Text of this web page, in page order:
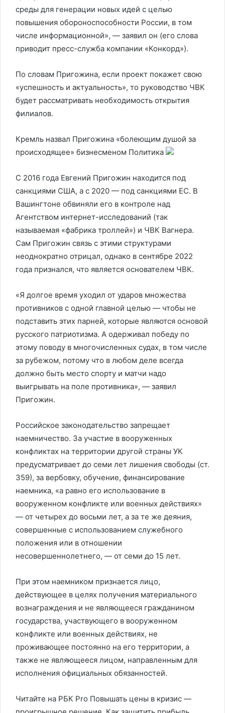
среды для генерации новых идей с целью
повышения обороноспособности России, в том
числе информационной», — заявил он (его слова
приводит пресс-служба компании «Конкорд»).
По словам Пригожина, если проект покажет свою
«успешность и актуальность», то руководство ЧВК
будет рассматривать необходимость открытия
филиалов.
Кремль назвал Пригожина «болеющим душой за
происходящее» бизнесменом Политика
С 2016 года Евгений Пригожин находится под
санкциями США, а с 2020 — под санкциями ЕС. В
Вашингтоне обвиняли его в контроле над
Агентством интернет-исследований (так
называемая «фабрика троллей») и ЧВК Вагнера.
Сам Пригожин связь с этими структурами
неоднократно отрицал, однако в сентябре 2022
года признался, что является основателем ЧВК.
«Я долгое время уходил от ударов множества
противников с одной главной целью — чтобы не
подставить этих парней, которые являются основой
русского патриотизма. А одерживал победу по
этому поводу в многочисленных судах, в том числе
за рубежом, потому что в любом деле всегда
должно быть место спорту и матчи надо
выигрывать на поле противника», — заявил
Пригожин.
Российское законодательство запрещает
наемничество. За участие в вооруженных
конфликтах на территории другой страны УК
предусматривает до семи лет лишения свободы (ст.
359), за вербовку, обучение, финансирование
наемника, «а равно его использование в
вооруженном конфликте или военных действиях»
— от четырех до восьми лет, а за те же деяния,
совершенные с использованием служебного
положения или в отношении
несовершеннолетнего, — от семи до 15 лет.
При этом наемником признается лицо,
действующее в целях получения материального
вознаграждения и не являющееся гражданином
государства, участвующего в вооруженном
конфликте или военных действиях, не
проживающее постоянно на его территории, а
также не являющееся лицом, направленным для
исполнения официальных обязанностей.
Читайте на РБК Pro Повышать цены в кризис —